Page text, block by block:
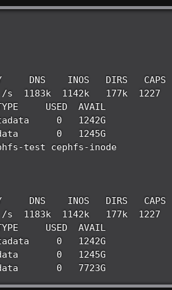
DNS    INOS   DIRS   CAPS
DNS    INOS   DIRS   CAPS
data       0   7723G